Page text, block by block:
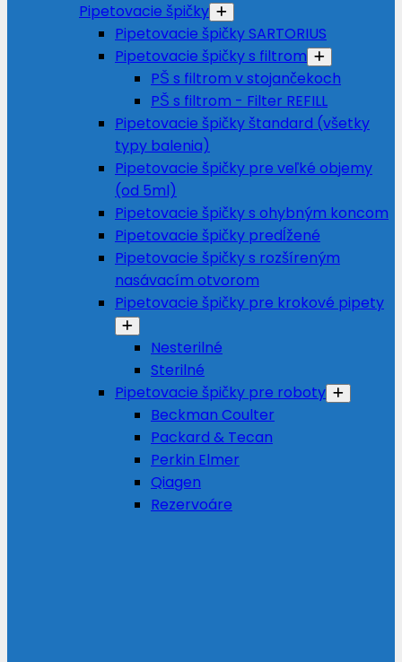
Pipetovacie špičky
Pipetovacie špičky SARTORIUS
Pipetovacie špičky s filtrom
PŠ s filtrom v stojančekoch
PŠ s filtrom - Filter REFILL
Pipetovacie špičky štandard (všetky
typy balenia)
Pipetovacie špičky pre veľké objemy
(od 5ml)
Pipetovacie špičky s ohybným koncom
Pipetovacie špičky predĺžené
Pipetovacie špičky s rozšíreným
nasávacím otvorom
Pipetovacie špičky pre krokové pipety
Nesterilné
Sterilné
Pipetovacie špičky pre roboty
Beckman Coulter
Packard & Tecan
Perkin Elmer
Qiagen
Rezervoáre